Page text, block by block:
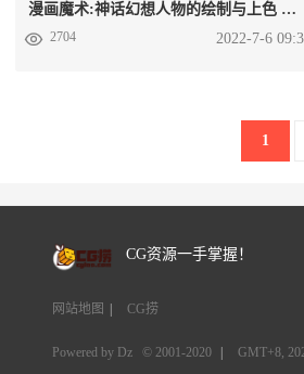
漫画魔术:神话幻想人物的绘制与上色 PDF格式漫画教程百度云
2704 2022-7-6
1
CG资源一手掌握！
网站地图 CG捞
Powered by Dz © 2001-2020 GMT+8,